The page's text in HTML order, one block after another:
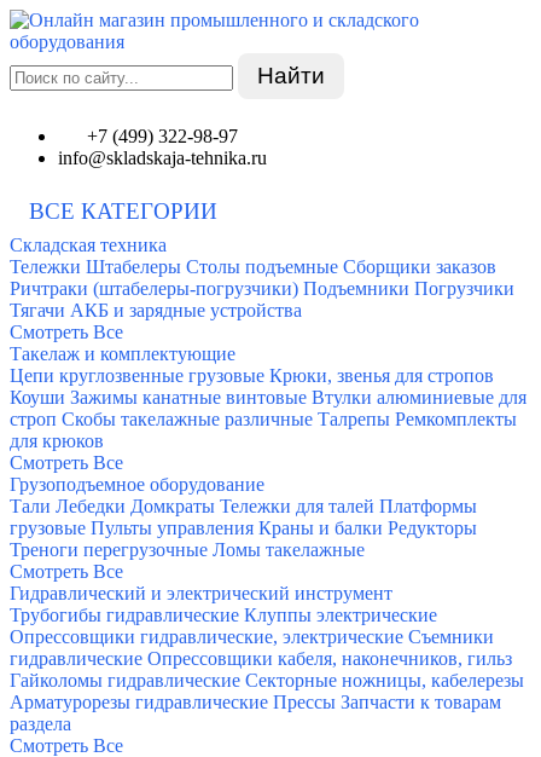
Найти
+7 (499) 322-98-97
info@skladskaja-tehnika.ru
ВСЕ КАТЕГОРИИ
Складская техника
Тележки Штабелеры Столы подъемные Сборщики заказов
Ричтраки (штабелеры-погрузчики) Подъемники Погрузчики
Тягачи АКБ и зарядные устройства
Смотреть Все
Такелаж и комплектующие
Цепи круглозвенные грузовые Крюки, звенья для стропов
Коуши Зажимы канатные винтовые Втулки алюминиевые для
строп Скобы такелажные различные Талрепы Ремкомплекты
для крюков
Смотреть Все
Грузоподъемное оборудование
Тали Лебедки Домкраты Тележки для талей Платформы
грузовые Пульты управления Краны и балки Редукторы
Треноги перегрузочные Ломы такелажные
Смотреть Все
Гидравлический и электрический инструмент
Трубогибы гидравлические Клуппы электрические
Опрессовщики гидравлические, электрические Съемники
гидравлические Опрессовщики кабеля, наконечников, гильз
Гайколомы гидравлические Секторные ножницы, кабелерезы
Арматурорезы гидравлические Прессы Запчасти к товарам
раздела
Смотреть Все